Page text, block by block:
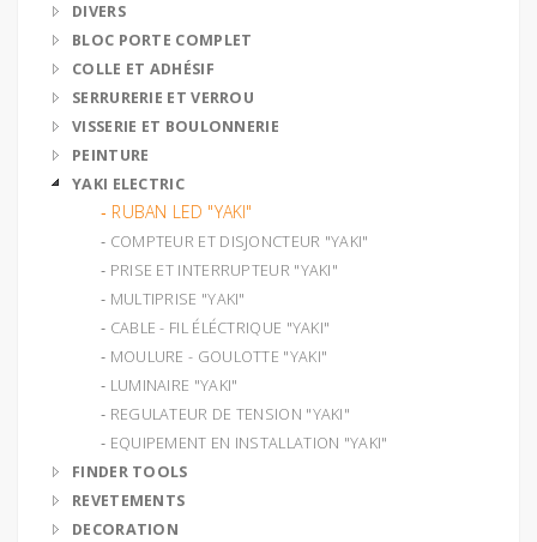
DIVERS
BLOC PORTE COMPLET
COLLE ET ADHÉSIF
SERRURERIE ET VERROU
VISSERIE ET BOULONNERIE
PEINTURE
YAKI ELECTRIC
‐ RUBAN LED "YAKI"
‐ COMPTEUR ET DISJONCTEUR "YAKI"
‐ PRISE ET INTERRUPTEUR "YAKI"
‐ MULTIPRISE "YAKI"
‐ CABLE - FIL ÉLÉCTRIQUE "YAKI"
‐ MOULURE - GOULOTTE "YAKI"
‐ LUMINAIRE "YAKI"
‐ REGULATEUR DE TENSION "YAKI"
‐ EQUIPEMENT EN INSTALLATION "YAKI"
FINDER TOOLS
REVETEMENTS
DECORATION